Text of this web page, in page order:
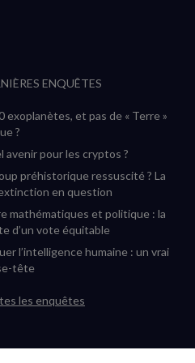
(nouvelle
fenêtre)
(nouvelle
fenêtre)
ENQUÊTES
exoplanètes, et pas de « Terre »
?
avenir pour les cryptos ?
préhistorique ressuscité ? La
en question
mathématiques et politique : la
d’un vote équitable
l’intelligence humaine : un vrai
tête
les enquêtes